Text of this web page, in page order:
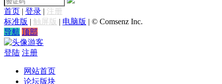
首页 | 登录 | 注册
标准版 | 触屏版 | 电脑版 | © Comsenz Inc.
导航 顶部
游客
登陆 注册
网站首页
论坛版块